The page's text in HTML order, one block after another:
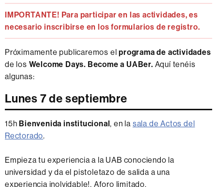
IMPORTANTE! Para participar en las actividades, es
necesario inscribirse en los formularios de registro.
Próximamente publicaremos elprograma de actividades
de los Welcome Days. Become a UABer. Aquí tenéis
algunas:
Lunes 7 de septiembre
15hBienvenida institucional, en la sala de Actos del
Rectorado.
Empieza tu experiencia a la UAB conociendo la
universidad y da el pistoletazo de salida a una
experiencia inolvidable!. Aforo limitado.